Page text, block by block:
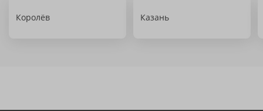
Королёв Казань